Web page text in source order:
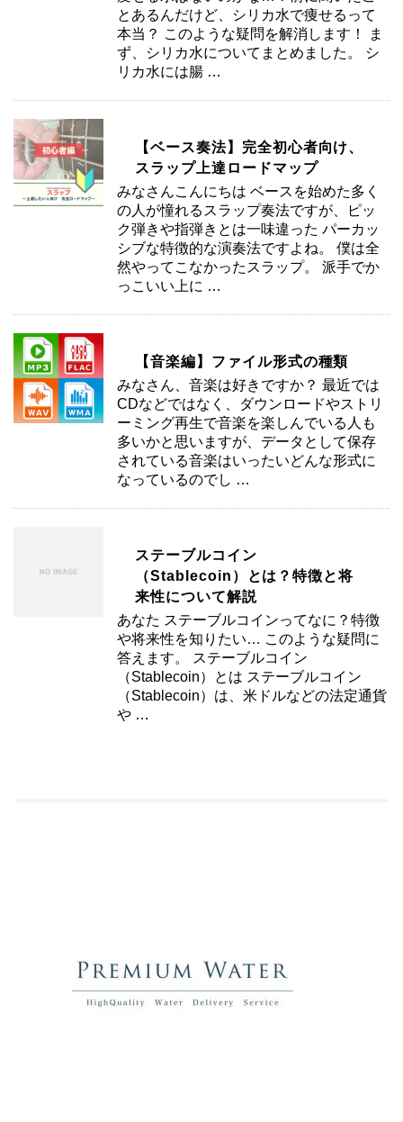
とあるんだけど、シリカ水で痩せるって
本当？ このような疑問を解消します！ ま
ず、シリカ水についてまとめました。 シ
リカ水には腸 …
【ベース奏法】完全初心者向け、
スラップ上達ロードマップ
みなさんこんにちは ベースを始めた多く
の人が憧れるスラップ奏法ですが、ピッ
ク弾きや指弾きとは一味違った パーカッ
シブな特徴的な演奏法ですよね。 僕は全
然やってこなかったスラップ。 派手でか
っこいい上に …
【音楽編】ファイル形式の種類
みなさん、音楽は好きですか？ 最近では
CDなどではなく、ダウンロードやストリ
ーミング再生で音楽を楽しんでいる人も
多いかと思いますが、データとして保存
されている音楽はいったいどんな形式に
なっているのでし …
ステーブルコイン
（Stablecoin）とは？特徴と将
来性について解説
あなた ステーブルコインってなに？特徴
や将来性を知りたい… このような疑問に
答えます。 ステーブルコイン
（Stablecoin）とは ステーブルコイン
（Stablecoin）は、米ドルなどの法定通貨
や …